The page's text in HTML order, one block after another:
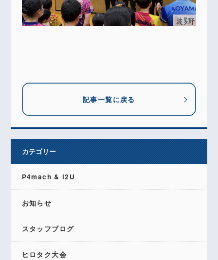
記事一覧に戻る
カテゴリー
P4mach & i2U
お知らせ
スタッフブログ
ヒロタク大会